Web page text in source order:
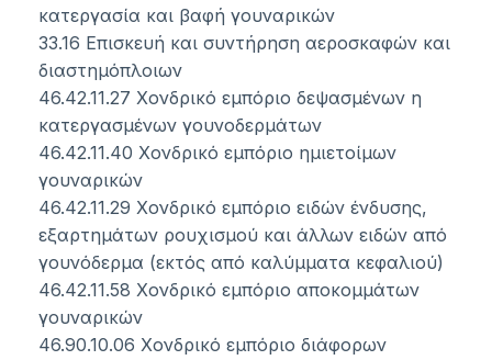
κατεργασία και βαφή γουναρικών
33.16 Επισκευή και συντήρηση αεροσκαφών και
διαστημόπλοιων
46.42.11.27 Χονδρικό εμπόριο δεψασμένων η
κατεργασμένων γουνοδερμάτων
46.42.11.40 Χονδρικό εμπόριο ημιετοίμων
γουναρικών
46.42.11.29 Χονδρικό εμπόριο ειδών ένδυσης,
εξαρτημάτων ρουχισμού και άλλων ειδών από
γουνόδερμα (εκτός από καλύμματα κεφαλιού)
46.42.11.58 Χονδρικό εμπόριο αποκομμάτων
γουναρικών
46.90.10.06 Χονδρικό εμπόριο διάφορων